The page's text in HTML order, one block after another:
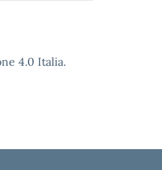
4.0 Italia.